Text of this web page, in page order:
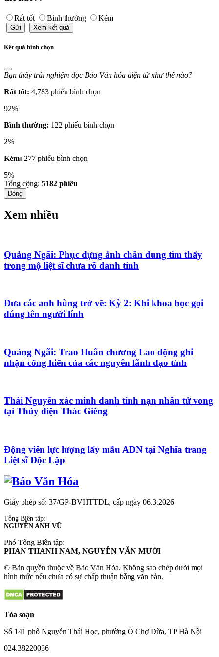
Rất tốt Bình thường Kém
Gửi Xem kết quả
Kết quả bình chọn
Bạn thấy trải nghiệm đọc Báo Văn hóa điện tử như thế nào?
Rất tốt: 4,783 phiếu bình chọn
92%
Bình thường: 122 phiếu bình chọn
2%
Kém: 277 phiếu bình chọn
5%
Tổng cộng: 5182 phiếu
Đóng
Xem nhiều
Quảng Ngãi: Phục dựng ảnh chân dung tìm thấy
trong mộ liệt sĩ chưa rõ danh tính
Đưa các anh hùng trở về: Kỳ 2: Khi khoa học gọi
đúng tên người lính
Quảng Ngãi: Trao Huân chương Lao động ghi
nhận cống hiến của các nguyên lãnh đạo tỉnh
Thái Nguyên xác minh danh tính nạn nhân tử vong
tại Thủy điện Thác Giềng
Động viên lực lượng lấy mẫu ADN tại Nghĩa trang
Liệt sĩ Độc Lập
Giấy phép số: 37/GP-BVHTTDL, cấp ngày 06.3.2026
Tổng Biên tập:
NGUYỄN ANH VŨ
Phó Tổng Biên tập:
PHAN THANH NAM, NGUYỄN VĂN MƯỜI
© Bản quyền thuộc về Báo Văn Hóa. Không sao chép dưới mọi
hình thức nếu chưa có sự chấp thuận bằng văn bản.
Tòa soạn
Số 141 phố Nguyễn Thái Học, phường Ô Chợ Dừa, TP Hà Nội
024.38220036